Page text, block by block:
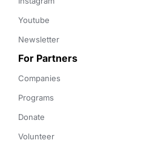
Youtube
Newsletter
For Partners
Companies
Programs
Donate
Volunteer